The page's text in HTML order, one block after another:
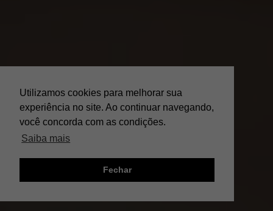
Utilizamos cookies para melhorar sua
experiência no site. Ao continuar navegando,
você concorda com as condições.
Saiba mais
Fechar
;